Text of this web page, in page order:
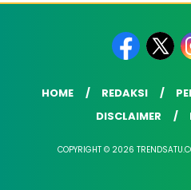
HOME REDAKSI
DISCLAIMER
COPYRIGHT © 2026